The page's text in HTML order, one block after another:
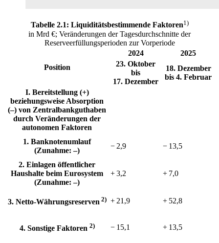
Tabelle 2.1: Liquiditätsbestimmende Faktoren1)
in Mrd €; Veränderungen der Tagesdurchschnitte der
Reserveerfüllungsperioden zur Vorperiode
Position
2024
2025
23. Oktober
bis
17. Dezember
18. Dezember
bis 4. Februar
I. Bereitstellung (+)
beziehungsweise Absorption
(–) von Zentralbankguthaben
durch Veränderungen der
autonomen Faktoren
1. Banknotenumlauf
(Zunahme: –)
− 2,9 − 13,5
2. Einlagen öffentlicher
Haushalte beim Eurosystem
(Zunahme: –)
+ 3,2 + 7,0
3. Netto-Währungsreserven 2) + 21,9 + 52,8
4. Sonstige Faktoren 2) − 15,1 + 13,5